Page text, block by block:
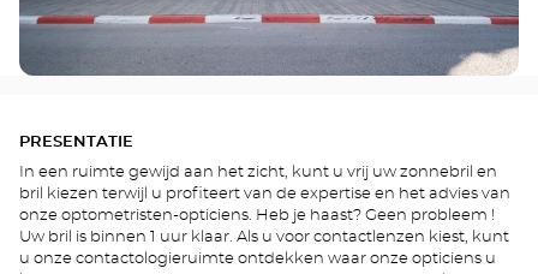
PRESENTATIE
In een ruimte gewijd aan het zicht, kunt u vrij uw zonnebril en
bril kiezen terwijl u profiteert van de expertise en het advies van
onze optometristen-opticiens. Heb je haast? Geen probleem !
Uw bril is binnen 1 uur klaar. Als u voor contactlenzen kiest, kunt
u onze contactologieruimte ontdekken waar onze opticiens u